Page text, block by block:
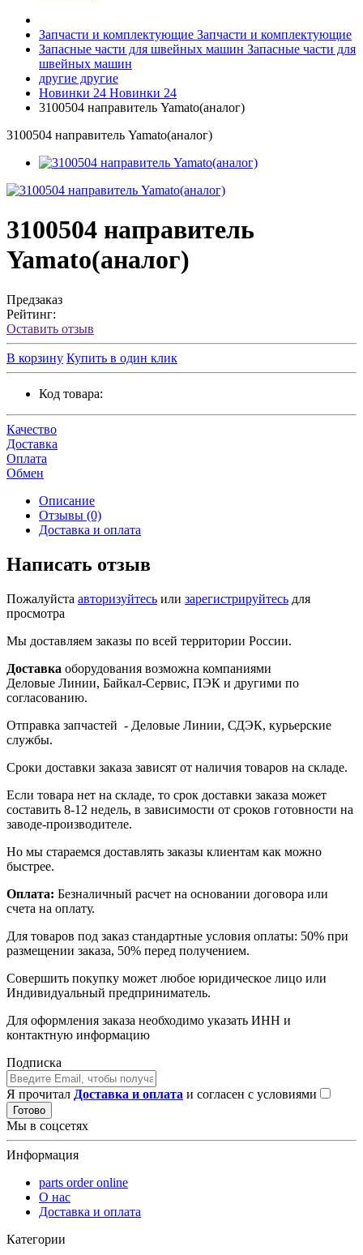
Запчасти и комплектующие Запчасти и комплектующие
Запасные части для швейных машин Запасные части для
швейных машин
другие другие
Новинки 24 Новинки 24
3100504 направитель Yamato(аналог)
3100504 направитель Yamato(аналог)
3100504 направитель
Yamato(аналог)
Предзаказ
Рейтинг:
Оставить отзыв
В корзину Купить в один клик
Код товара:
Качество
Доставка
Оплата
Обмен
Описание
Отзывы (0)
Доставка и оплата
Написать отзыв
Пожалуйста авторизуйтесь или зарегистрируйтесь для
просмотра
Мы доставляем заказы по всей территории России.
Доставка оборудования возможна компаниями
Деловые Линии, Байкал-Сервис, ПЭК и другими по
согласованию.
Отправка запчастей - Деловые Линии, СДЭК, курьерские
службы.
Сроки доставки заказа зависят от наличия товаров на складе.
Если товара нет на складе, то срок доставки заказа может
составить 8-12 недель, в зависимости от сроков готовности на
заводе-производителе.
Но мы стараемся доставлять заказы клиентам как можно
быстрее.
Оплата: Безналичный расчет на основании договора или
счета на оплату.
Для товаров под заказ стандартные условия оплаты: 50% при
размещении заказа, 50% перед получением.
Совершить покупку может любое юридическое лицо или
Индивидуальный предприниматель.
Для оформления заказа необходимо указать ИНН и
контактную информацию
Подписка
Я прочитал Доставка и оплата и согласен с условиями
Готово
Мы в соцсетях
Информация
parts order onlinе
О нас
Доставка и оплата
Категории